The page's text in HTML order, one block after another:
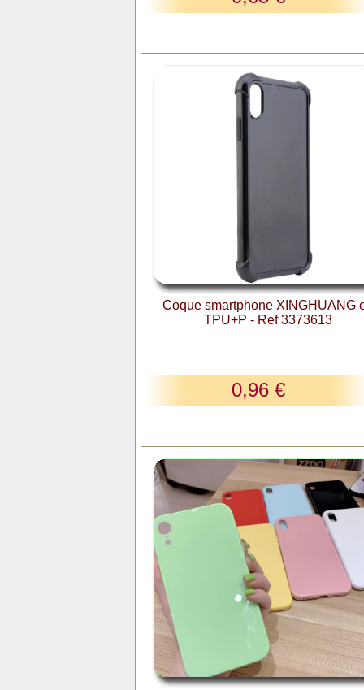
Coque smartphone XINGHUANG
TPU+P - Ref 3373613
0,96 €